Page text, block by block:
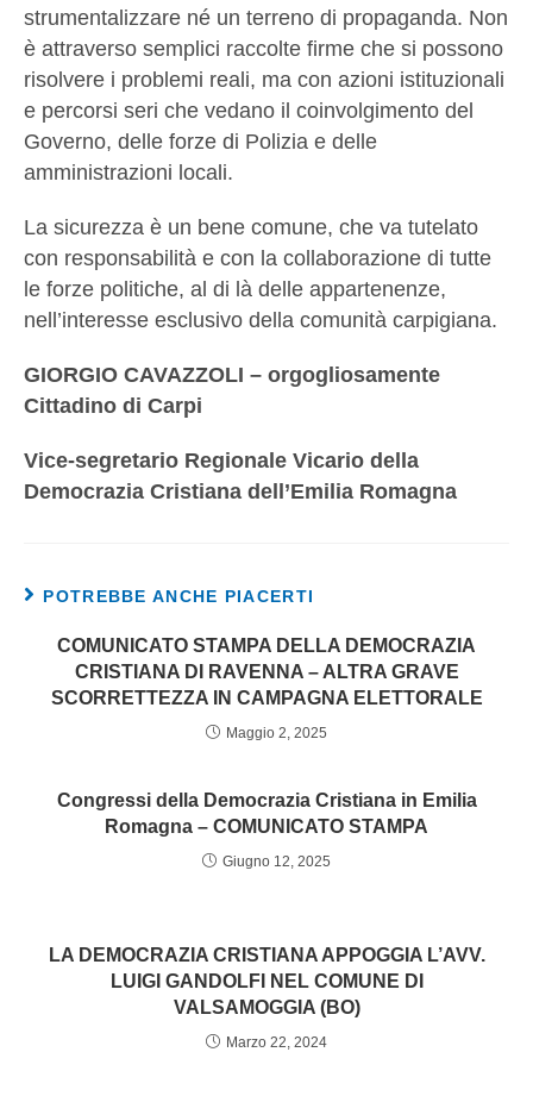
strumentalizzare né un terreno di propaganda. Non
è attraverso semplici raccolte firme che si possono
risolvere i problemi reali, ma con azioni istituzionali
e percorsi seri che vedano il coinvolgimento del
Governo, delle forze di Polizia e delle
amministrazioni locali.
La sicurezza è un bene comune, che va tutelato
con responsabilità e con la collaborazione di tutte
le forze politiche, al di là delle appartenenze,
nell’interesse esclusivo della comunità carpigiana.
GIORGIO CAVAZZOLI – orgogliosamente
Cittadino di Carpi
Vice-segretario Regionale Vicario della
Democrazia Cristiana dell’Emilia Romagna
POTREBBE ANCHE PIACERTI
COMUNICATO STAMPA DELLA DEMOCRAZIA
CRISTIANA DI RAVENNA – ALTRA GRAVE
SCORRETTEZZA IN CAMPAGNA ELETTORALE
Maggio 2, 2025
Congressi della Democrazia Cristiana in Emilia
Romagna – COMUNICATO STAMPA
Giugno 12, 2025
LA DEMOCRAZIA CRISTIANA APPOGGIA L’AVV.
LUIGI GANDOLFI NEL COMUNE DI
VALSAMOGGIA (BO)
Marzo 22, 2024